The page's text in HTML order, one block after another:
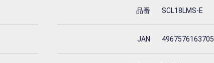
品番 SCL18LMS-E
JAN 4967576163705